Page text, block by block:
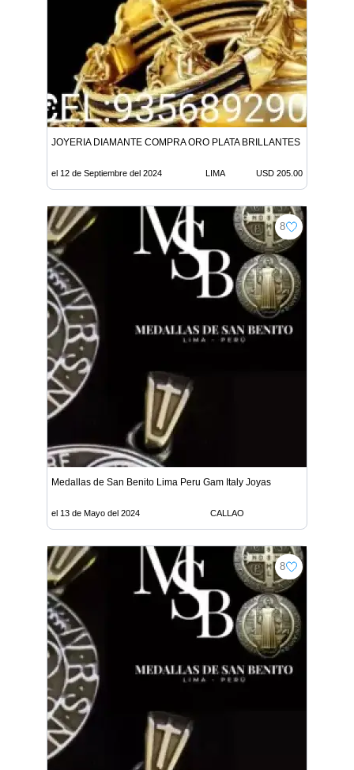
JOYERIA DIAMANTE COMPRA ORO PLATA BRILLANTES 205 X GR
el 12 de Septiembre del 2024 LIMA USD 205.00
8
Medallas de San Benito Lima Peru Gam Italy Joyas
el 13 de Mayo del 2024 CALLAO
8